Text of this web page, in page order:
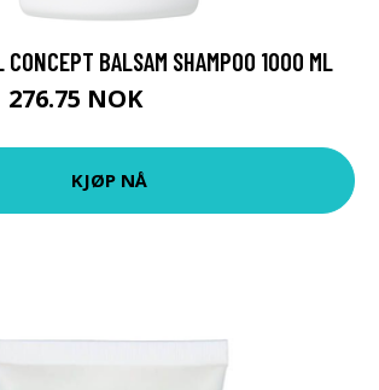
CONCEPT BALSAM SHAMPOO 1000 ML
276.75 NOK
KJØP NÅ